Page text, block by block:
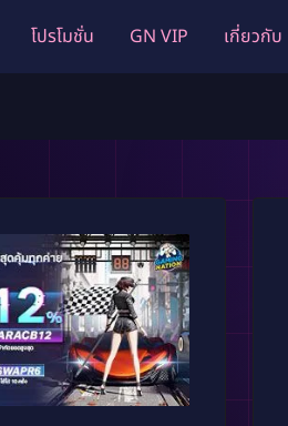
โปรโมชั่น GN VIP เกี่ยวกับ